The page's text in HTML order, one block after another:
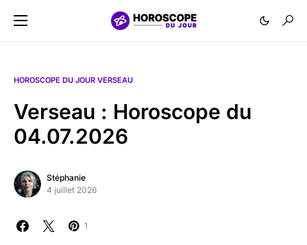
HOROSCOPE DU JOUR VERSEAU
Verseau : Horoscope du
04.07.2026
Stéphanie
4 juillet 2026
1